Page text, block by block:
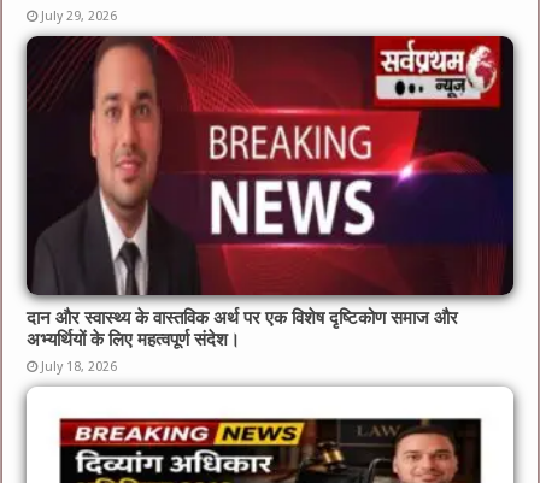
July 29, 2026
दान और स्वास्थ्य के वास्तविक अर्थ पर एक विशेष दृष्टिकोण समाज और
अभ्यर्थियों के लिए महत्वपूर्ण संदेश।
July 18, 2026